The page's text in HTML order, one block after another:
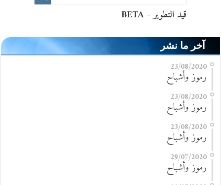
آخر ما نشر
23/08/2020
رموز وأشباح
23/08/2020
رموز وأشباح
23/08/2020
رموز وأشباح
29/07/2020
رموز وأشباح